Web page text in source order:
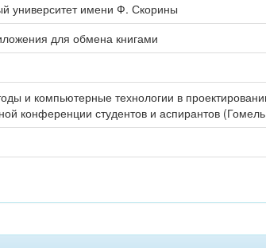
университет имени Ф. Скорины
для обмена книгами
и компьютерные технологии в
конференции студентов и аспирантов